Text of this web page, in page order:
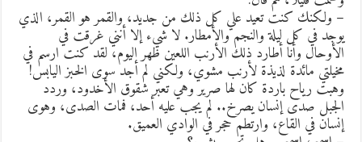
ولكنك كنت تعيد علي كل ذلك من جديد، والقمر هو القمر، الذي
في كل ليلة والنجم والأمطار. لا شيء إلا أنني غرقت في
وأنا أطارد ذلك الأرنب اللعين ظهر اليوم، لقد كنت ارسم في
مائدة لذيذة لأرنب مشوي، ولكني لم أجد سوى الخبز اليابس!
رياح باردة كان لها صرير وهي تعبر شقوق الأخدود، وردد
صدى إنسان يصرخ.. لم يجب عليه أحد، فمات الصدى، وهوى
في القاع، وارتطم حجر في الوادي العميق.